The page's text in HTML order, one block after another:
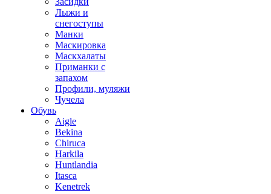
Лыжи и
снегоступы
Манки
Маскировка
Маскхалаты
Приманки с
запахом
Профили, муляжи
Чучела
Обувь
Aigle
Bekina
Chiruсa
Harkila
Huntlandia
Itasca
Kenetrek